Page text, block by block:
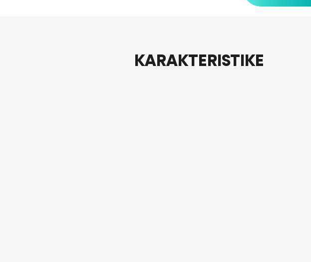
KARAKTERISTIKE